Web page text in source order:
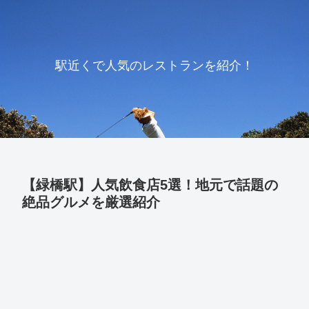
駅近くで人気のレストランを紹介！
【緑橋駅】人気飲食店5選！地元で話題の
絶品グルメを厳選紹介